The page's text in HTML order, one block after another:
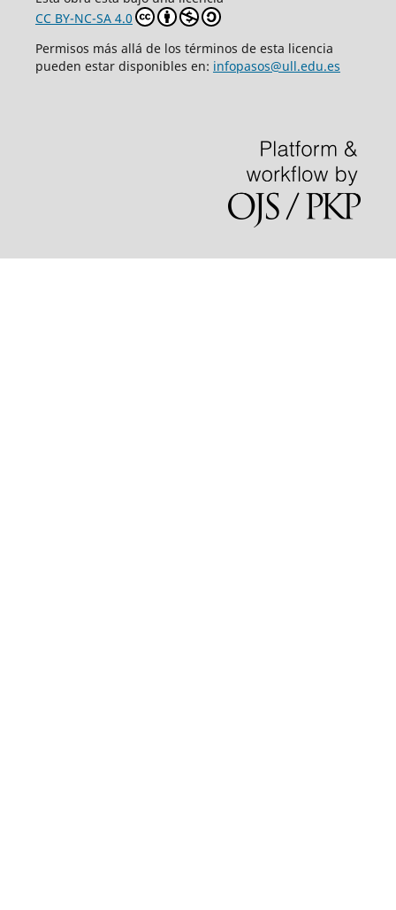
CC BY-NC-SA 4.0
Permisos más allá de los términos de esta licencia
pueden estar disponibles en: infopasos@ull.edu.es